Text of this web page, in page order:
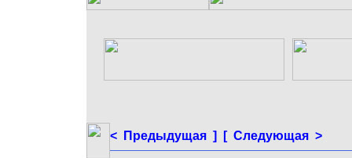
< Предыдущая ] [ Следующая >